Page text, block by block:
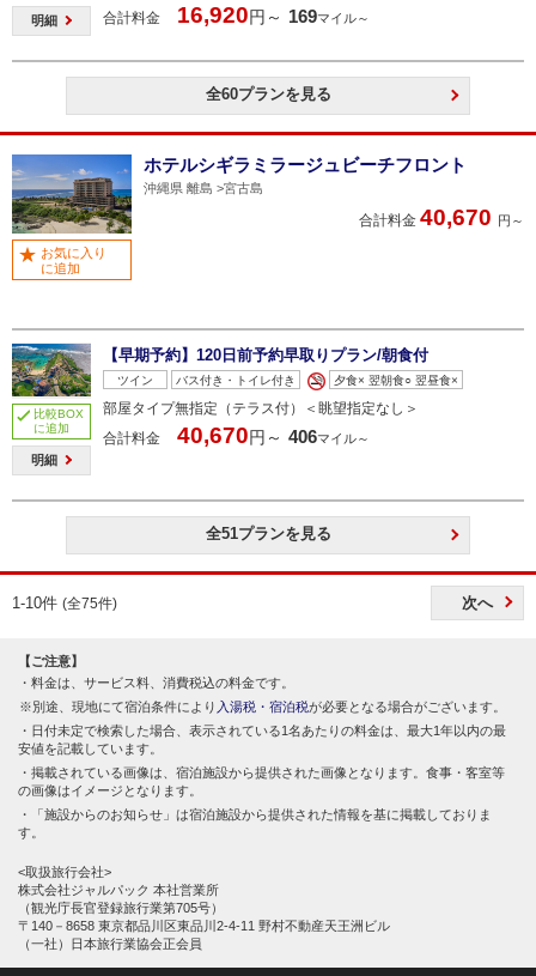
明細
合計料金
16,920円～ 169マイル～
全60プランを見る
ホテルシギラミラージュビーチフロント
沖縄県 離島 宮古島
合計料金 40,670 円～
お気に入り
に追加
比較BOX
に追加
明細
【早期予約】120日前予約早取りプラン/朝食付
ツイン バス付き・トイレ付き 夕食× 翌朝食○ 翌昼食×
部屋タイプ無指定（テラス付）＜眺望指定なし＞
合計料金
40,670円～ 406マイル～
全51プランを見る
1-10件 (全75件) 次へ
【ご注意】
料金は、サービス料、消費税込の料金です。
別途、現地にて宿泊条件により 入湯税・宿泊税が必要となる場合がございます。
日付未定で検索した場合、表示されている1名あたりの料金は、最大1年以内の最
安値を記載しています。
掲載されている画像は、宿泊施設から提供された画像となります。食事・客室等
の画像はイメージとなります。
「施設からのお知らせ」は宿泊施設から提供された情報を基に掲載しておりま
す。
<取扱旅行会社>
株式会社ジャルパック 本社営業所
（観光庁長官登録旅行業第705号）
〒140－8658 東京都品川区東品川2-4-11 野村不動産天王洲ビル
（一社）日本旅行業協会正会員